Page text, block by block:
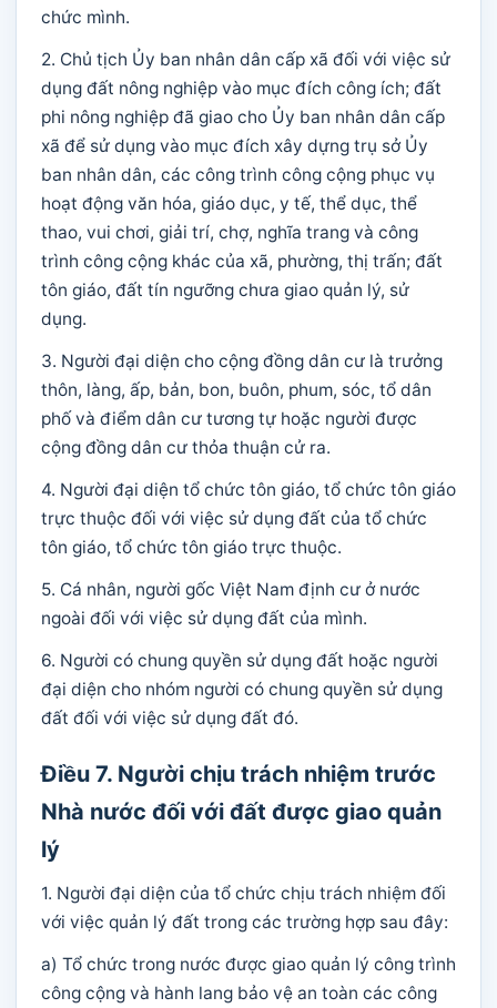
chức mình.
2. Chủ tịch Ủy ban nhân dân cấp xã đối với việc sử
dụng đất nông nghiệp vào mục đích công ích; đất
phi nông nghiệp đã giao cho Ủy ban nhân dân cấp
xã để sử dụng vào mục đích xây dựng trụ sở Ủy
ban nhân dân, các công trình công cộng phục vụ
hoạt động văn hóa, giáo dục, y tế, thể dục, thể
thao, vui chơi, giải trí, chợ, nghĩa trang và công
trình công cộng khác của xã, phường, thị trấn; đất
tôn giáo, đất tín ngưỡng chưa giao quản lý, sử
dụng.
3. Người đại diện cho cộng đồng dân cư là trưởng
thôn, làng, ấp, bản, bon, buôn, phum, sóc, tổ dân
phố và điểm dân cư tương tự hoặc người được
cộng đồng dân cư thỏa thuận cử ra.
4. Người đại diện tổ chức tôn giáo, tổ chức tôn giáo
trực thuộc đối với việc sử dụng đất của tổ chức
tôn giáo, tổ chức tôn giáo trực thuộc.
5. Cá nhân, người gốc Việt Nam định cư ở nước
ngoài đối với việc sử dụng đất của mình.
6. Người có chung quyền sử dụng đất hoặc người
đại diện cho nhóm người có chung quyền sử dụng
đất đối với việc sử dụng đất đó.
Điều 7. Người chịu trách nhiệm trước
Nhà nước đối với đất được giao quản
lý
1. Người đại diện của tổ chức chịu trách nhiệm đối
với việc quản lý đất trong các trường hợp sau đây:
a) Tổ chức trong nước được giao quản lý công trình
công cộng và hành lang bảo vệ an toàn các công